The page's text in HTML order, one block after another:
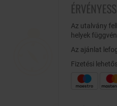
Az utalvány
helyek
Az ajánlat
Fizetési